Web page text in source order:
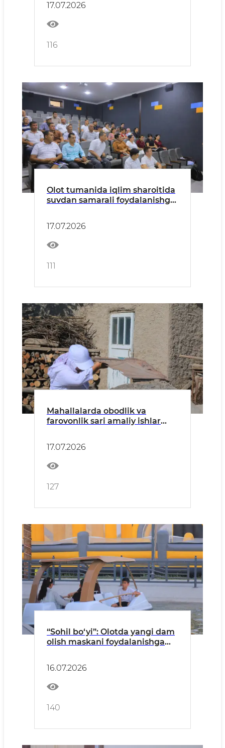
17.07.2026
116
Olot tumanida iqlim sharoitida
suvdan samarali foydalanishga
17.07.2026
111
Mahallalarda obodlik va
farovonlik sari amaliy ishlar
17.07.2026
127
“Sohil bo‘yi”: Olotda yangi dam
olish maskani foydalanishga
16.07.2026
140